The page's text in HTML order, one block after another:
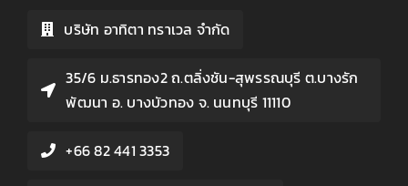
บริษัท อาทิตา ทราเวล จำกัด
35/6 ม.ธารทอง2 ถ.ตลิ่งชัน-สุพรรณบุรี ต.บางรัก
พัฒนา อ. บางบัวทอง จ. นนทบุรี 11110
+66 82 441 3353